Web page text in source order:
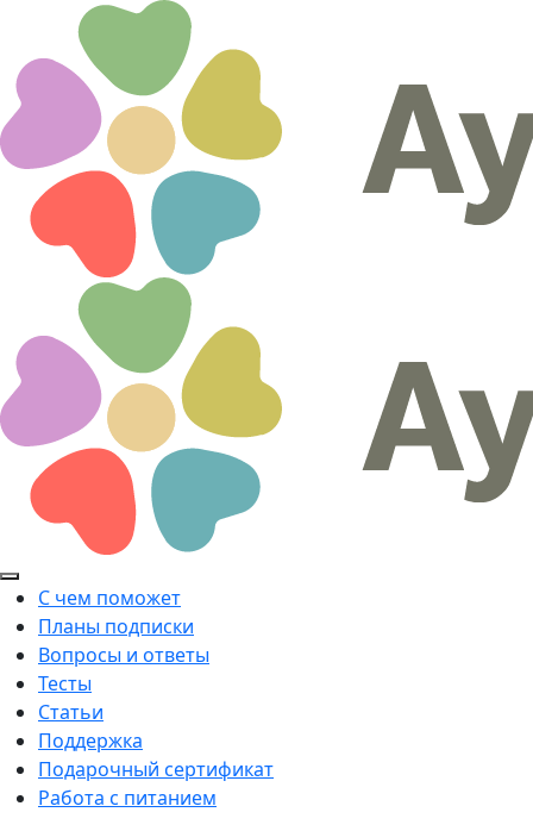
С чем поможет
Планы подписки
Вопросы и ответы
Тесты
Статьи
Поддержка
Подарочный сертификат
Работа с питанием